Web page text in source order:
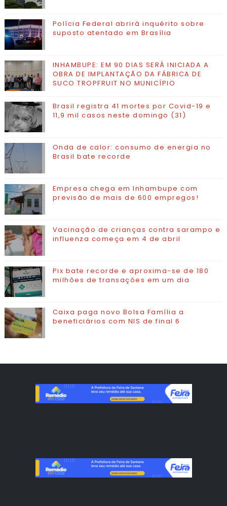
Polícia Federal abrirá inquérito sobre
suposto atentado em Brasília
INHAMBUPE: EM 90 DIAS SERÁ INICIADA A
OBRA DE IMPLANTAÇÃO DA FÁBRICA DE
SUCO TROPFRUIT NO MUNICÍPIO
Brasil registra 41 mortes por Covid-19 e
11,9 mil casos neste domingo (31)
Onda de calor: consumo de energia no
Brasil bate recorde
Empresa chega em Inhambupe com
previsão de mais de 600 empregos!
Vacinação de crianças contra sarampo e
influenza começa em 4 de abril
Pix bate recorde e aproxima-se de 180
milhões de transações em um dia
Caixa paga novo Bolsa Família a
beneficiários com NIS de final 6